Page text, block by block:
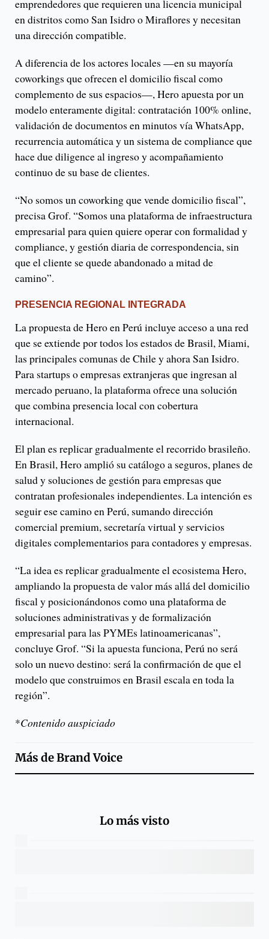
emprendedores que requieren una licencia municipal
en distritos como San Isidro o Miraflores y necesitan
una dirección compatible.
A diferencia de los actores locales —en su mayoría
coworkings que ofrecen el domicilio fiscal como
complemento de sus espacios—, Hero apuesta por un
modelo enteramente digital: contratación 100% online,
validación de documentos en minutos vía WhatsApp,
recurrencia automática y un sistema de compliance que
hace due diligence al ingreso y acompañamiento
continuo de su base de clientes.
“No somos un coworking que vende domicilio fiscal”,
precisa Grof. “Somos una plataforma de infraestructura
empresarial para quien quiere operar con formalidad y
compliance, y gestión diaria de correspondencia, sin
que el cliente se quede abandonado a mitad de
camino”.
PRESENCIA REGIONAL INTEGRADA
La propuesta de Hero en Perú incluye acceso a una red
que se extiende por todos los estados de Brasil, Miami,
las principales comunas de Chile y ahora San Isidro.
Para startups o empresas extranjeras que ingresan al
mercado peruano, la plataforma ofrece una solución
que combina presencia local con cobertura
internacional.
El plan es replicar gradualmente el recorrido brasileño.
En Brasil, Hero amplió su catálogo a seguros, planes de
salud y soluciones de gestión para empresas que
contratan profesionales independientes. La intención es
seguir ese camino en Perú, sumando dirección
comercial premium, secretaría virtual y servicios
digitales complementarios para contadores y empresas.
“La idea es replicar gradualmente el ecosistema Hero,
ampliando la propuesta de valor más allá del domicilio
fiscal y posicionándonos como una plataforma de
soluciones administrativas y de formalización
empresarial para las PYMEs latinoamericanas”,
concluye Grof. “Si la apuesta funciona, Perú no será
solo un nuevo destino: será la confirmación de que el
modelo que construimos en Brasil escala en toda la
región”.
*Contenido auspiciado
Más deBrand Voice
Lo más visto